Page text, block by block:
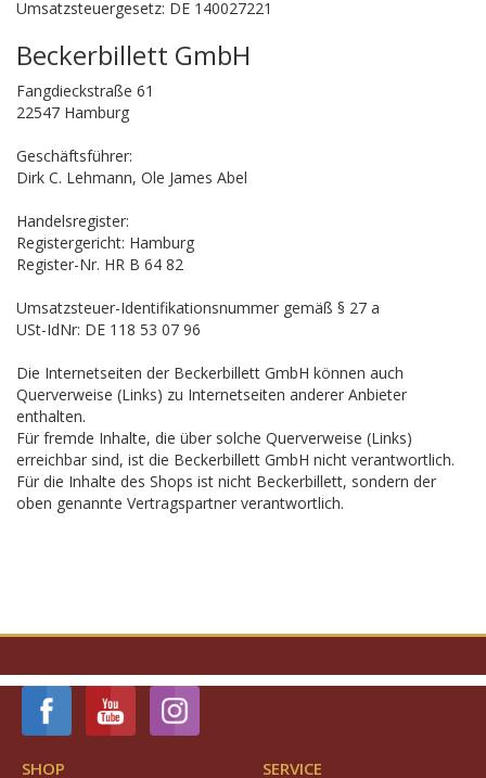
Umsatzsteuergesetz: DE 140027221
Beckerbillett GmbH
Fangdieckstraße 61
22547 Hamburg
Geschäftsführer:
Dirk C. Lehmann, Ole James Abel
Handelsregister:
Registergericht: Hamburg
Register-Nr. HR B 64 82
Umsatzsteuer-Identifikationsnummer gemäß § 27 a
USt-IdNr: DE 118 53 07 96
Die Internetseiten der Beckerbillett GmbH können auch
Querverweise (Links) zu Internetseiten anderer Anbieter
enthalten.
Für fremde Inhalte, die über solche Querverweise (Links)
erreichbar sind, ist die Beckerbillett GmbH nicht verantwortlich.
Für die Inhalte des Shops ist nicht Beckerbillett, sondern der
oben genannte Vertragspartner verantwortlich.
SHOP SERVICE